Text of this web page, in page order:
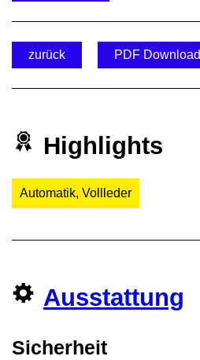
zurück PDF Download
Highlights
Automatik, Vollleder
Ausstattung
Sicherheit